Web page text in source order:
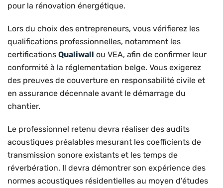
pour la rénovation énergétique.
Lors du choix des entrepreneurs, vous vérifierez les
qualifications professionnelles, notamment les
certifications Qualiwall ou VEA, afin de confirmer leur
conformité à la réglementation belge. Vous exigerez
des preuves de couverture en responsabilité civile et
en assurance décennale avant le démarrage du
chantier.
Le professionnel retenu devra réaliser des audits
acoustiques préalables mesurant les coefficients de
transmission sonore existants et les temps de
réverbération. Il devra démontrer son expérience des
normes acoustiques résidentielles au moyen d’études